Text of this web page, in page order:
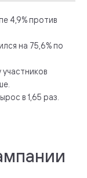
4,9% против
на 75,6% по
в 1,65 раз.